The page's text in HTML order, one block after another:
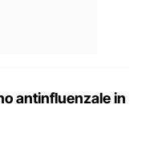
antinfluenzale in